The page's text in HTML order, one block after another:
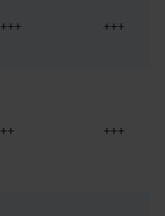
+++ +++
++ +++